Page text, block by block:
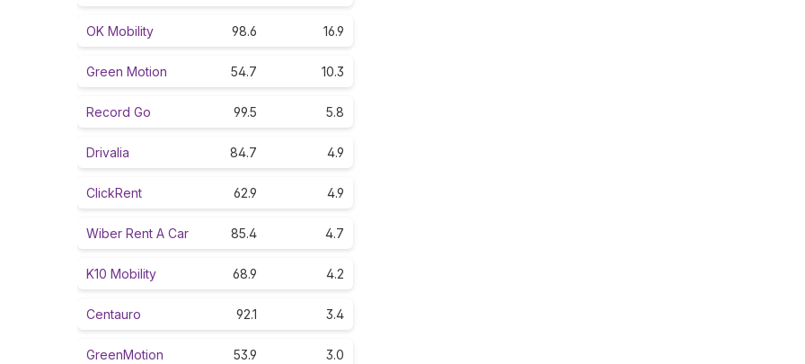
OK Mobility 98.6 16.9
Green Motion 54.7 10.3
Record Go 99.5 5.8
Drivalia 84.7 4.9
ClickRent 62.9 4.9
Wiber Rent A Car 85.4 4.7
K10 Mobility 68.9 4.2
Centauro 92.1 3.4
GreenMotion 53.9 3.0